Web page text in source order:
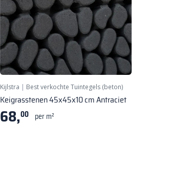
Kijlstra | Best verkochte Tuintegels (beton)
Keigrasstenen 45x45x10 cm Antraciet
68,00 per m²